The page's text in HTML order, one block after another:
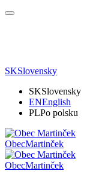
SKSlovensky
SKSlovensky
ENEnglish
PLPo polsku
ObecMartinček
ObecMartinček